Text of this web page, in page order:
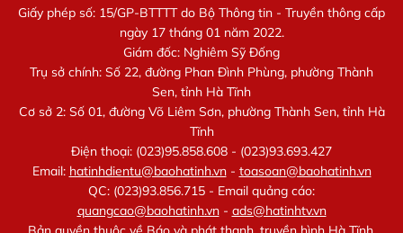
Giấy phép số: 15/GP-BTTTT do Bộ Thông tin - Truyền thông cấp
ngày 17 tháng 01 năm 2022.
Giám đốc: Nghiêm Sỹ Đống
Trụ sở chính: Số 22, đường Phan Đình Phùng, phường Thành
Sen, tỉnh Hà Tĩnh
Cơ sở 2: Số 01, đường Võ Liêm Sơn, phường Thành Sen, tỉnh Hà
Tĩnh
Điện thoại: (023)95.858.608 - (023)93.693.427
Email: hatinhdientu@baohatinh.vn- toasoan@baohatinh.vn
QC: (023)93.856.715 - Email quảng cáo:
quangcao@baohatinh.vn- ads@hatinhtv.vn